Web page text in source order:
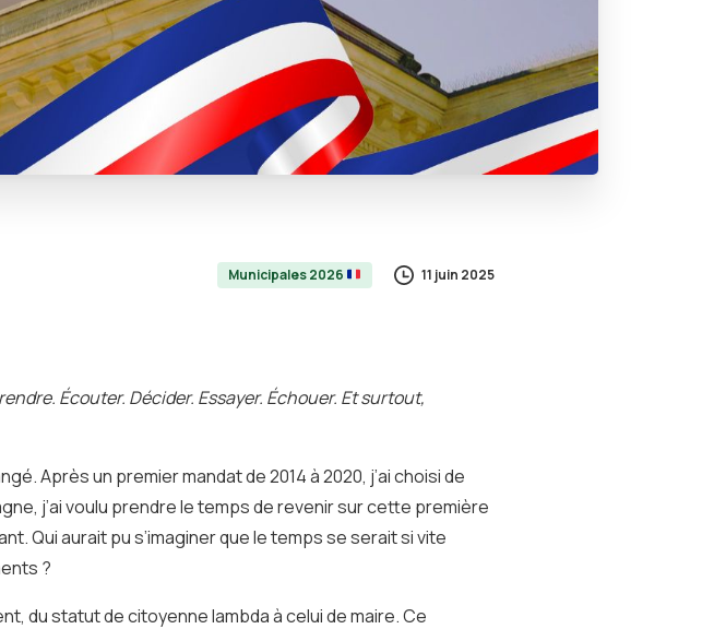
Municipales 2026 11 juin 2025
Écouter. Décider. Essayer. Échouer. Et surtout,
Après un premier mandat de 2014 à 2020, j’ai choisi de
j’ai voulu prendre le temps de revenir sur cette première
Qui aurait pu s’imaginer que le temps se serait si vite
?
du statut de citoyenne lambda à celui de maire. Ce